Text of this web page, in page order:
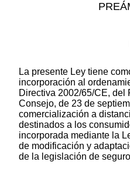
La presente Ley tiene
incorporación al
Directiva 2002/65/CE, del
Consejo, de 23 de
comercialización a
destinados a los
incorporada mediante la
de modificación y
de la legislación de